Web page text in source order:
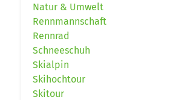
Natur & Umwelt
Rennmannschaft
Rennrad
Schneeschuh
Skialpin
Skihochtour
Skitour